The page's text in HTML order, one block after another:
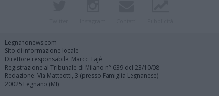
Legnanonews.com
Sito di informazione locale
Direttore responsabile: Marco Tajè
Registrazione al Tribunale di Milano n° 639 del 23/10/08
Redazione: Via Matteotti, 3 (presso Famiglia Legnanese)
20025 Legnano (MI)